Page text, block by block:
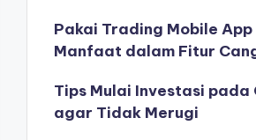
Pakai Trading Mobile App
Manfaat dalam Fitur
Tips Mulai Investasi pada
agar Tidak Merugi